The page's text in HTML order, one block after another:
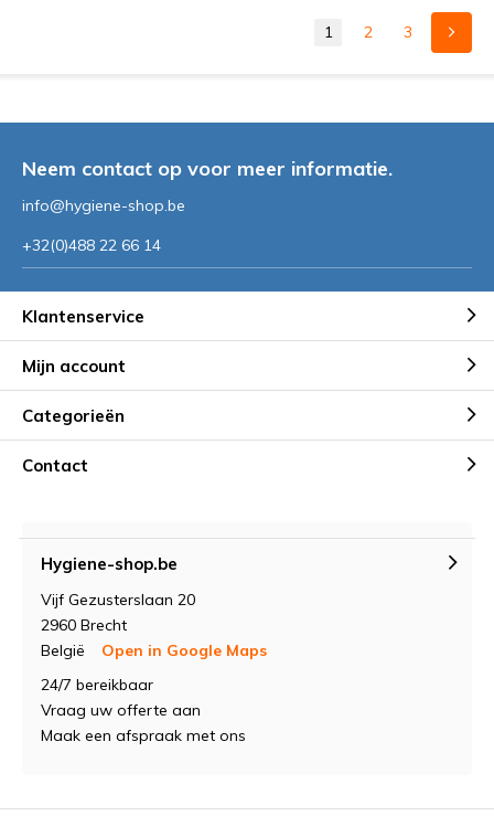
1 2 3
Neem contact op voor meer informatie.
info@hygiene-shop.be
+32(0)488 22 66 14
Klantenservice
Mijn account
Categorieën
Contact
Hygiene-shop.be
Vijf Gezusterslaan 20
2960 Brecht
België
Open in Google Maps
24/7 bereikbaar
Vraag uw offerte aan
Maak een afspraak met ons